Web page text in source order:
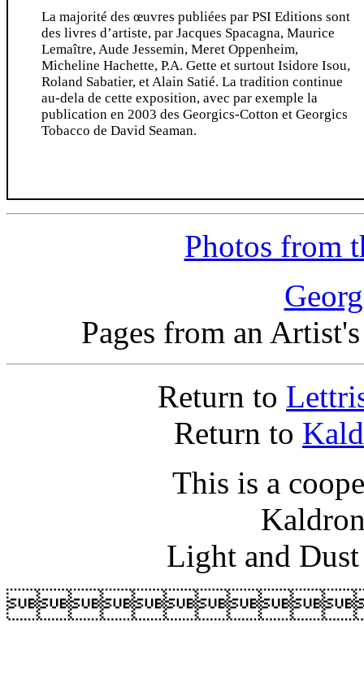
La majorité des œuvres publiées par PSI Editions sont
des livres d’artiste, par Jacques Spacagna, Maurice
Lemaître, Aude Jessemin, Meret Oppenheim,
Micheline Hachette, P.A. Gette et surtout Isidore Isou,
Roland Sabatier, et Alain Satié. La tradition continue
au-dela de cette exposition, avec par exemple la
publication en 2003 des Georgics-Cotton et Georgics
Tobacco de David Seaman.
Photos from
Pages from an
Return to
Return to
This is a
Light and